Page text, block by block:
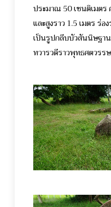
ประมาณ 50 เซนติเมตร
และสูงราว 1.5 เมตร ร่อ
เป็นรูปกลีบบัวสันนิษฐา
ทวารวดีราวพุทธศตวรร